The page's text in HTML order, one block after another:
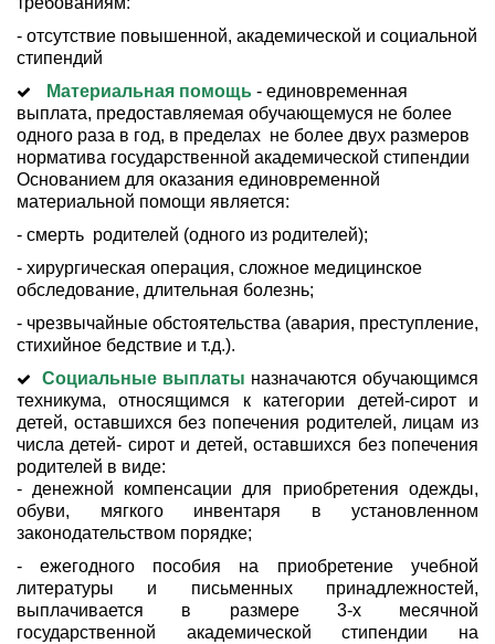
- отсутствие повышенной, академической и социальной
стипендий
Материальная помощь - единовременная
выплата, предоставляемая обучающемуся не более
одного раза в год, в пределах  не более двух размеров
норматива государственной академической стипендии
Основанием для оказания единовременной
материальной помощи является:
- смерть  родителей (одного из родителей);
- хирургическая операция, сложное медицинское
обследование, длительная болезнь;
- чрезвычайные обстоятельства (авария, преступление,
стихийное бедствие и т.д.).
Социальные выплаты назначаются обучающимся
техникума, относящимся к категории детей-сирот и
детей, оставшихся без попечения родителей, лицам из
числа детей- сирот и детей, оставшихся без попечения
родителей в виде:
- денежной компенсации для приобретения одежды,
обуви, мягкого инвентаря в установленном
законодательством порядке;
- ежегодного пособия на приобретение учебной
литературы и письменных принадлежностей,
выплачивается в размере 3-х месячной
государственной академической стипендии на